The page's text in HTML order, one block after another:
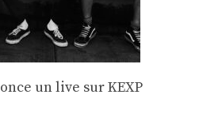
un live sur KEXP